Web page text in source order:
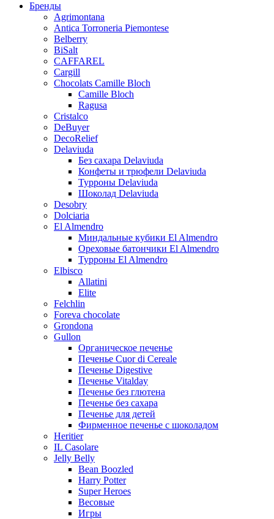
Бренды
Agrimontana
Antica Torroneria Piemontese
Belberry
BiSalt
CAFFAREL
Cargill
Chocolats Camille Bloch
Camille Bloch
Ragusa
Cristalco
DeBuyer
DecoRelief
Delaviuda
Без сахара Delaviuda
Конфеты и трюфели Delaviuda
Турроны Delaviuda
Шоколад Delaviuda
Desobry
Dolciaria
El Almendro
Миндальные кубики El Almendro
Ореховые батончики El Almendro
Турроны El Almendro
Elbisco
Allatini
Elite
Felchlin
Foreva chocolate
Grondona
Gullon
Органическое печенье
Печенье Cuor di Cereale
Печенье Digestive
Печенье Vitalday
Печенье без глютена
Печенье без сахара
Печенье для детей
Фирменное печенье с шоколадом
Heritier
IL Casolare
Jelly Belly
Bean Boozled
Harry Potter
Super Heroes
Весовые
Игры